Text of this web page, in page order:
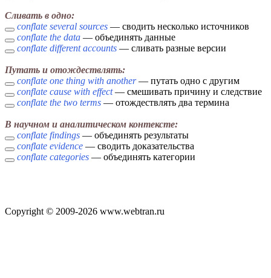
Сливать в одно:
conflate several sources — сводить несколько источников
conflate the data — объединять данные
conflate different accounts — сливать разные версии
Путать и отождествлять:
conflate one thing with another— путать одно с другим
conflate cause with effect— смешивать причину и следствие
conflate the two terms — отождествлять два термина
В научном и аналитическом контексте:
conflate findings — объединять результаты
conflate evidence — сводить доказательства
conflate categories — объединять категории
Copyright © 2009-2026 www.webtran.ru